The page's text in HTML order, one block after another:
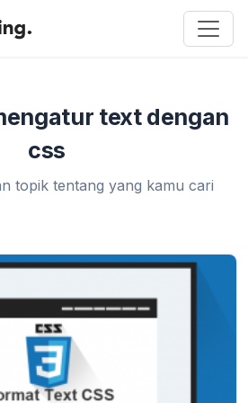
text dengan
css
topik tentang yang kamu cari